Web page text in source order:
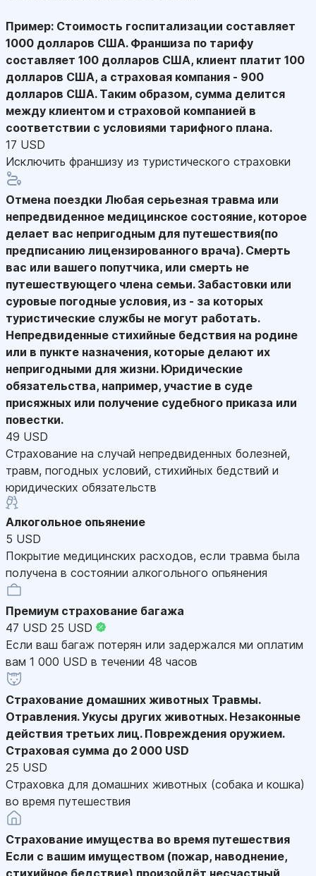
Пример: Стоимость госпитализации составляет
1000 долларов США. Франшиза по тарифу
составляет 100 долларов США, клиент платит 100
долларов США, а страховая компания - 900
долларов США. Таким образом, сумма делится
между клиентом и страховой компанией в
соответствии с условиями тарифного плана.
17 USD
Исключить франшизу из туристического страховки
Отмена поездки Любая серьезная травма или
непредвиденное медицинское состояние, которое
делает вас непригодным для путешествия(по
предписанию лицензированного врача). Смерть
вас или вашего попутчика, или смерть не
путешествующего члена семьи. Забастовки или
суровые погодные условия, из - за которых
туристические службы не могут работать.
Непредвиденные стихийные бедствия на родине
или в пункте назначения, которые делают их
непригодными для жизни. Юридические
обязательства, например, участие в суде
присяжных или получение судебного приказа или
повестки.
49 USD
Страхование на случай непредвиденных болезней,
травм, погодных условий, стихийных бедствий и
юридических обязательств
Алкогольное опьянение
5 USD
Покрытие медицинских расходов, если травма была
получена в состоянии алкогольного опьянения
Премиум страхование багажа
47 USD 25 USD
Если ваш багаж потерян или задержался ми оплатим
вам 1 000 USD в течении 48 часов
Страхование домашних животных Травмы.
Отравления. Укусы других животных. Незаконные
действия третьих лиц. Повреждения оружием.
Страховая сумма до 2 000 USD
25 USD
Страховка для домашних животных (собака и кошка)
во время путешествия
Страхование имущества во время путешествия
Если с вашим имуществом (пожар, наводнение,
стихийное бедствие) произойдёт несчастный